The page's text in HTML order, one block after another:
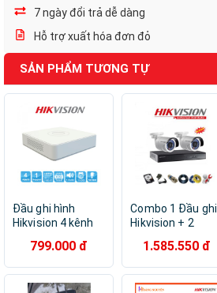
7 ngày đổi trả dễ dàng
Hỗ trợ xuất hóa đơn đỏ
SẢN PHẨM TƯƠNG TỰ
Đầu ghi hình
Hikvision 4 kênh
DS-7104HGHI-F1
799.000 đ
Combo 1 Đầu ghi
Hikvision + 2
FullHD + Phụ Kiện
+ Ổ Cứng Tùy
1.585.550 đ